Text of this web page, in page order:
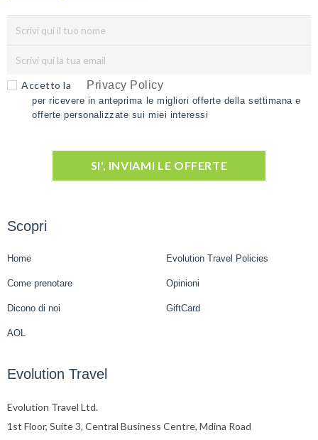
Accetto la Privacy Policy
per ricevere in anteprima le migliori offerte della settimana e
offerte personalizzate sui miei interessi
SI', INVIAMI LE OFFERTE
Scopri
Home Evolution Travel Policies
Come prenotare Opinioni
Dicono di noi GiftCard
AOL
Evolution Travel
Evolution Travel Ltd.
1st Floor, Suite 3, Central Business Centre, Mdina Road